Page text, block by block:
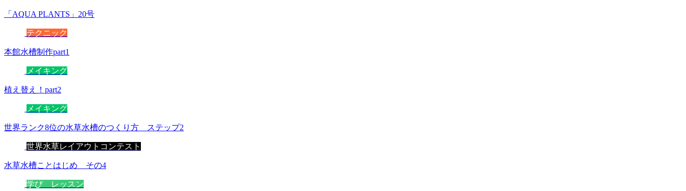
「AQUA PLANTS」20号
テクニック
本館水槽制作part1
メイキング
植え替え！part2
メイキング
世界ランク8位の水草水槽のつくり方 ステップ2
世界水草レイアウトコンテスト
水草水槽ことはじめ その4
学び レッスン